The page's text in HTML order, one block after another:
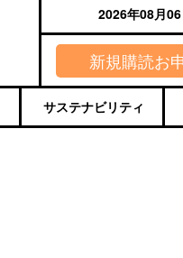
2026年08月
新規購読お
サステナビリティ